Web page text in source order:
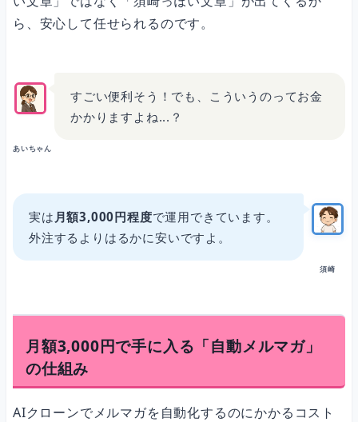
ら、安心して任せられるのです。
あいちゃん
すごい便利そう！でも、こういうのってお金
かかりますよね...？
須崎
実は 月額3,000円程度で運用できています。
外注するよりはるかに安いですよ。
月額3,000円で手に入る「自動メルマガ」
の仕組み
AIクローンでメルマガを自動化するのにかかるコスト